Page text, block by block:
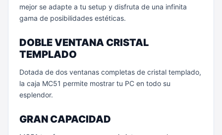
mejor se adapte a tu setup y disfruta de una infinita
gama de posibilidades estéticas.
DOBLE VENTANA CRISTAL
TEMPLADO
Dotada de dos ventanas completas de cristal templado,
la caja MC51 permite mostrar tu PC en todo su
esplendor.
GRAN CAPACIDAD